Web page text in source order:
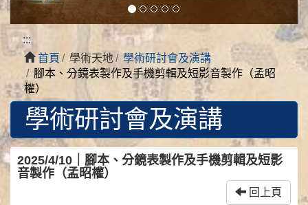
:::
首頁
學術天地
學術研討會及演講
腳本、分鏡表製作及手機剪輯及短影音製作（孟昭
權）
學術研討會及演講
2025/4/10｜腳本、分鏡表製作及手機剪輯及短影
音製作（孟昭權）
回上頁